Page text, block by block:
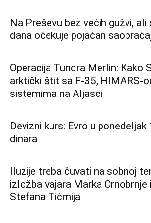
Na Preševu bez većih gužvi,
dana očekuje pojačan saobraćaj
Operacija Tundra Merlin: Kako
arktički štit sa F-35, HIMARS-
sistemima na Aljasci
Devizni kurs: Evro u ponedeljak
dinara
Iluzije treba čuvati na sobnoj
izložba vajara Marka Crnobrnje
Stefana Tićmija